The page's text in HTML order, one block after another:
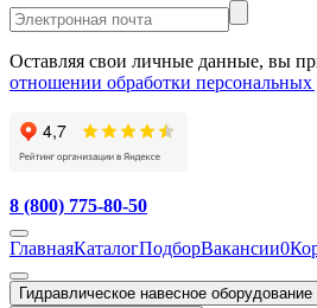
Оставляя свои личные данные, вы
отношении обработки
8 (800) 775-80-50
ГлавнаяКаталогПодборВакансии0
Гидравлическое навесное оборудование